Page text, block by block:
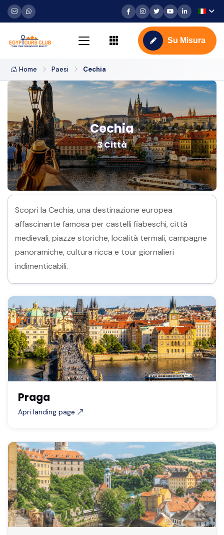
Su Misura
Home Paesi Cechia
Cechia
3 Città
Scopri la Cechia, una destinazione europea
affascinante famosa per castelli fiabeschi, città
medievali, piazze storiche, località termali, campagne
panoramiche, cultura ricca e tour giornalieri
indimenticabili.
Praga
Apri landing page